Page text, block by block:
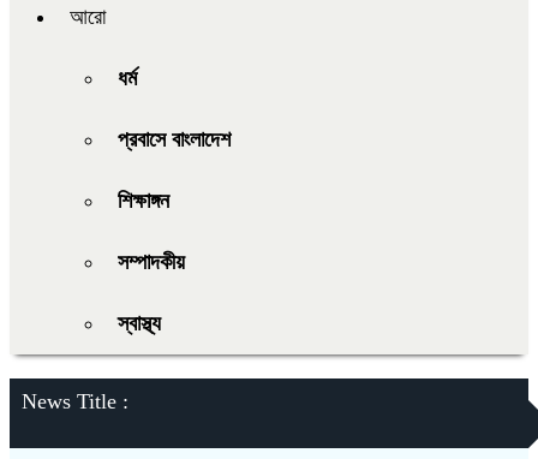
আরো
ধর্ম
প্রবাসে বাংলাদেশ
শিক্ষাঙ্গন
সম্পাদকীয়
স্বাস্থ্য
News Title :